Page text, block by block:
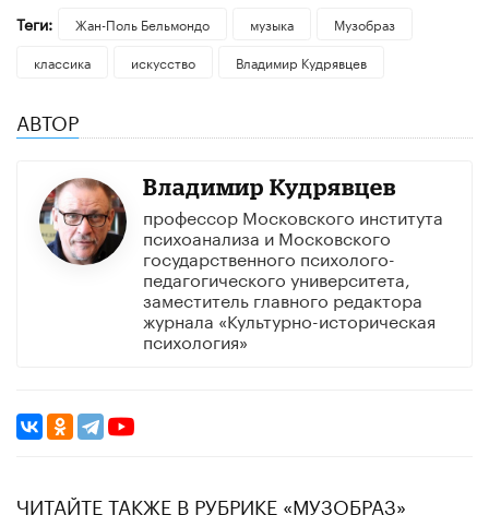
Теги: Жан-Поль Бельмондо музыка
Музобраз
классика
искусство Владимир Кудрявцев
АВТОР
Владимир Кудрявцев
профессор Московского института
психоанализа и Московского
государственного психолого-
педагогического университета,
заместитель главного редактора
журнала «Культурно-историческая
психология»
ЧИТАЙТЕ ТАКЖЕ В РУБРИКЕ «МУЗОБРАЗ»